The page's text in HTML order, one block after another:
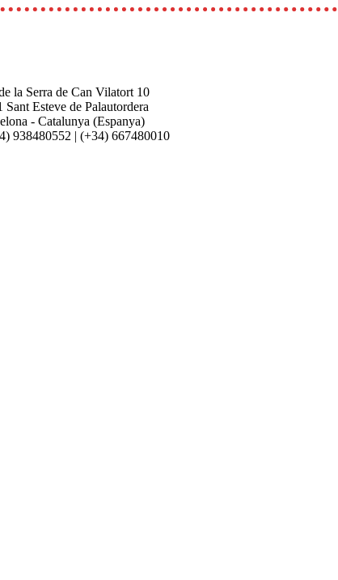
la Serra de Can Vilatort 10
Sant Esteve de Palautordera
- Catalunya (Espanya)
938480552 | (+34) 667480010